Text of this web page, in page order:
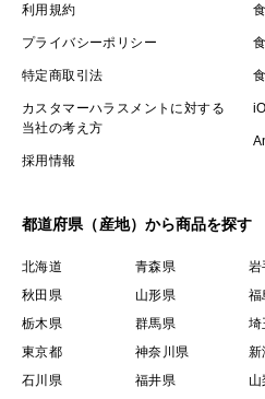
利用規約
プライバシーポリシー
特定商取引法
カスタマーハラスメントに対する
当社の考え方
採用情報
都道府県（産地）から商品を探す
北海道 青森県 岩
秋田県
山形県 福
栃木県
群馬県 埼
東京都
神奈川県 新
石川県
福井県 山